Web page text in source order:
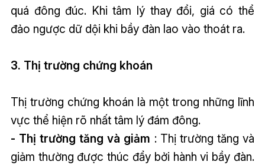
quá đông đúc. Khi tâm lý thay đổi, giá có thể
đảo ngược dữ dội khi bầy đàn lao vào thoát ra.
3. Thị trường chứng khoán
Thị trường chứng khoán là một trong những lĩnh
vực thể hiện rõ nhất tâm lý đám đông.
- Thị trường tăng và giảm : Thị trường tăng và
giảm thường được thúc đẩy bởi hành vi bầy đàn.